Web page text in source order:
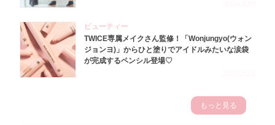
ビューティー
TWICE専属メイクさん監修！「Wonjungyo(ウォン
ジョンヨ)」からひと塗りでアイドルみたいな涙袋
が完成するペンシル登場♡
もっと見る